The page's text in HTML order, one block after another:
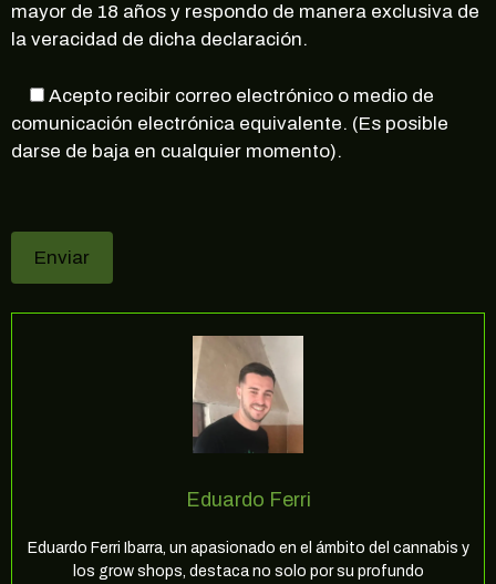
mayor de 18 años y respondo de manera exclusiva de
la veracidad de dicha declaración.
Acepto recibir correo electrónico o medio de
comunicación electrónica equivalente. (Es posible
darse de baja en cualquier momento).
Eduardo Ferri
Eduardo Ferri Ibarra, un apasionado en el ámbito del cannabis y
los grow shops, destaca no solo por su profundo